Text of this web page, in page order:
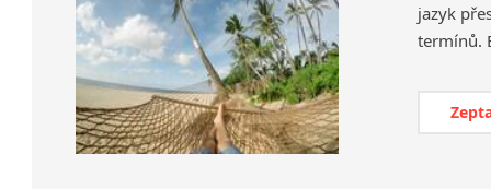
jazyk